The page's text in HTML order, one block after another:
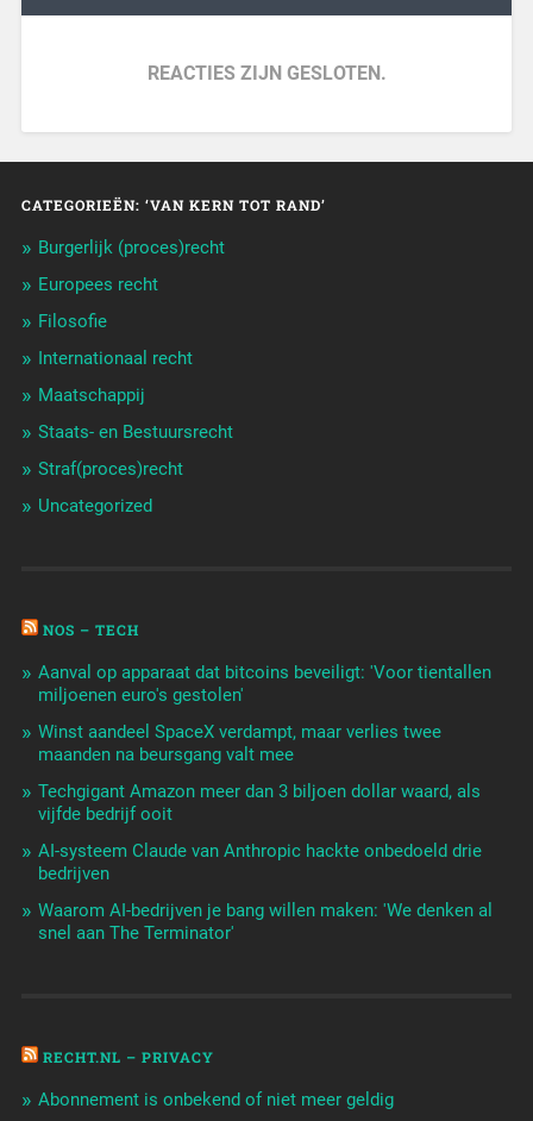
REACTIES ZIJN GESLOTEN.
CATEGORIEËN: ‘VAN KERN TOT RAND’
Burgerlijk (proces)recht
Europees recht
Filosofie
Internationaal recht
Maatschappij
Staats- en Bestuursrecht
Straf(proces)recht
Uncategorized
NOS – TECH
Aanval op apparaat dat bitcoins beveiligt: 'Voor tientallen
miljoenen euro's gestolen'
Winst aandeel SpaceX verdampt, maar verlies twee
maanden na beursgang valt mee
Techgigant Amazon meer dan 3 biljoen dollar waard, als
vijfde bedrijf ooit
AI-systeem Claude van Anthropic hackte onbedoeld drie
bedrijven
Waarom AI-bedrijven je bang willen maken: 'We denken al
snel aan The Terminator'
RECHT.NL – PRIVACY
Abonnement is onbekend of niet meer geldig